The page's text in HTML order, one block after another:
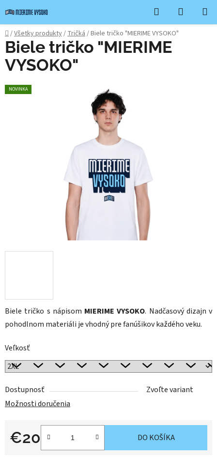
na
obsah
Hľadať
KOŠÍK
Domov
/Všetky produkty/Tričká/Biele tričko "MIERIME VYSOKO"
Biele tričko s nápisom MIERIME VYSOKO. Nadčasový dizajn v
pohodlnom materiáli je vhodný pre fanúšikov každého veku.
Veľkosť
Dostupnosť
Zvoľte variant
Možnosti doručenia
€20
Jednotková cena:
DO KOŠÍKA
Biele tričko "MIERIME
VYSOKO"
NOVINKA